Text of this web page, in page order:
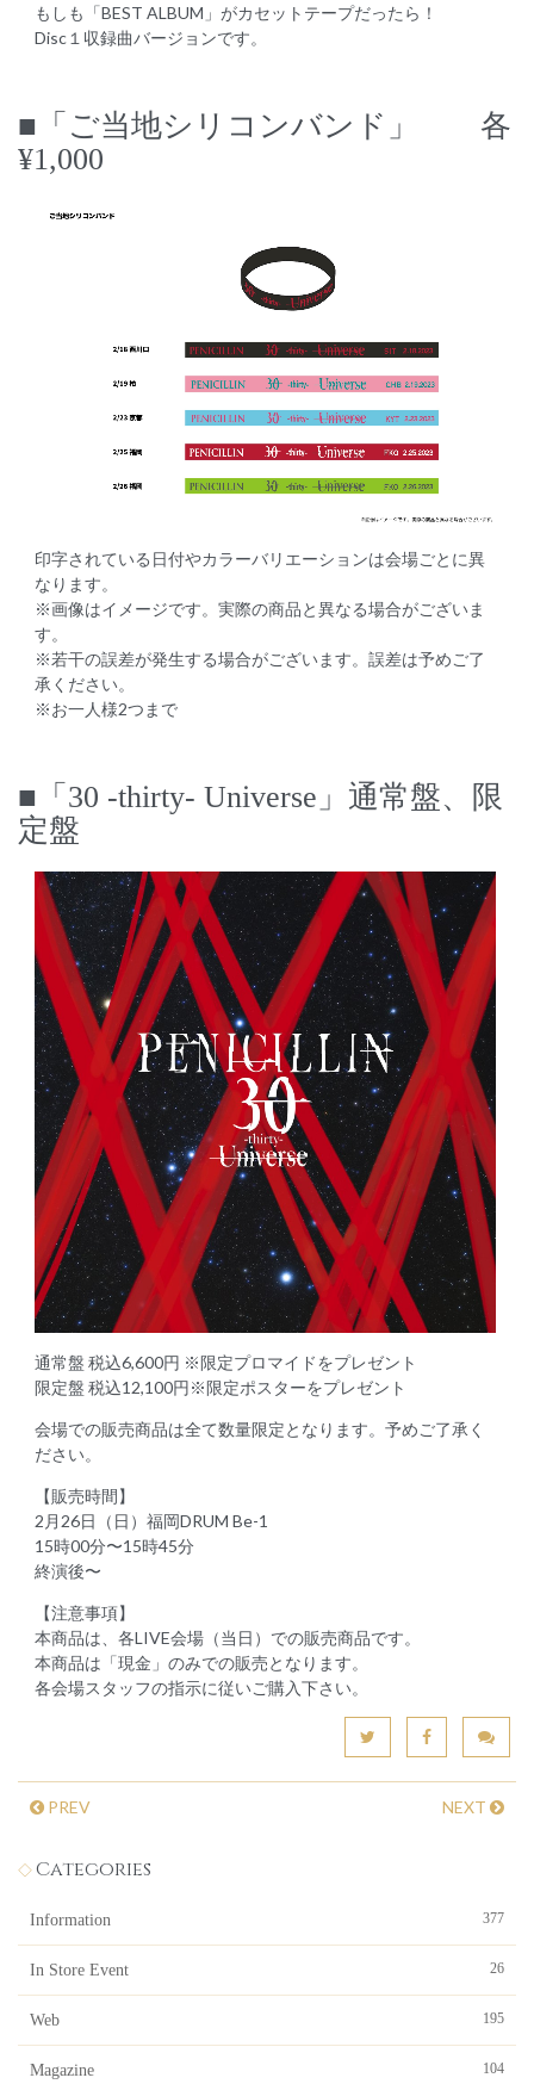
もしも「BEST ALBUM」がカセットテープだったら！
Disc１収録曲バージョンです。
■「ご当地シリコンバンド」 各
¥1,000
印字されている日付やカラーバリエーションは会場ごとに異
なります。
※画像はイメージです。実際の商品と異なる場合がございま
す。
※若干の誤差が発生する場合がございます。誤差は予めご了
承ください。
※お一人様2つまで
■「30 -thirty- Universe」通常盤、限
定盤
通常盤 税込6,600円 ※限定プロマイドをプレゼント
限定盤 税込12,100円※限定ポスターをプレゼント
会場での販売商品は全て数量限定となります。予めご了承く
ださい。
【販売時間】
2月26日（日）福岡DRUM Be-1
15時00分〜15時45分
終演後〜
【注意事項】
本商品は、各LIVE会場（当日）での販売商品です。
本商品は「現金」のみでの販売となります。
各会場スタッフの指示に従いご購入下さい。
PREV NEXT
Categories
Information 377
In Store Event 26
Web 195
Magazine 104